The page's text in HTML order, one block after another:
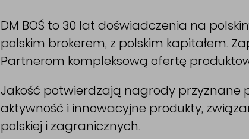
DM BOŚ to 30 lat doświadczenia na
polskim brokerem, z polskim kapitałem.
Partnerom kompleksową ofertę
Jakość potwierdzają nagrody przyznane
aktywność i innowacyjne produkty,
polskiej i zagranicznych.